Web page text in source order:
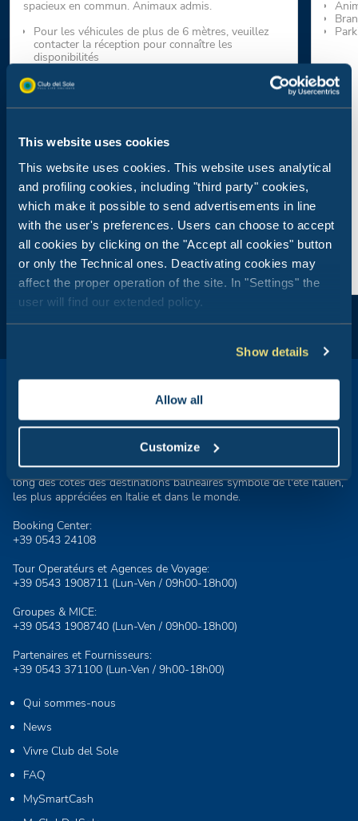
This website uses cookies
This website uses cookies. This website uses analytical
and profiling cookies, including "third party" cookies,
which make it possible to send advertisements in line
with the user's preferences. Users can choose to accept
all cookies by clicking on the "Accept all cookies" button
or only the Technical ones. Deactivating cookies may
affect the proper operation of the site. In "Settings" the
user will find our extended policy.
Show details
Allow all
Customize
spacieux en commun. Animaux admis.
Pour les véhicules de plus de 6 mètres, veuillez
contacter la réception pour connaître les
disponibilités
Consommation d’électricité comprise
Eau chaude et douches gratuites
Parking à l’intérieur de l’emplacement compris
tentes.
Club del Sole est synonyme de vacances en plein air : 29 villages
touristiques à quelques pas de la mer, dans les montagnes, le
long des côtes des destinations balnéaires symbole de l'été italien,
les plus appréciées en Italie et dans le monde.
Booking Center:
+39 0543 24108
Tour Operatéurs et Agences de Voyage:
+39 0543 1908711 (Lun-Ven / 09h00-18h00)
Groupes & MICE:
+39 0543 1908740 (Lun-Ven / 09h00-18h00)
Partenaires et Fournisseurs:
+39 0543 371100 (Lun-Ven / 9h00-18h00)
Qui sommes-nous
News
Vivre Club del Sole
FAQ
MySmartCash